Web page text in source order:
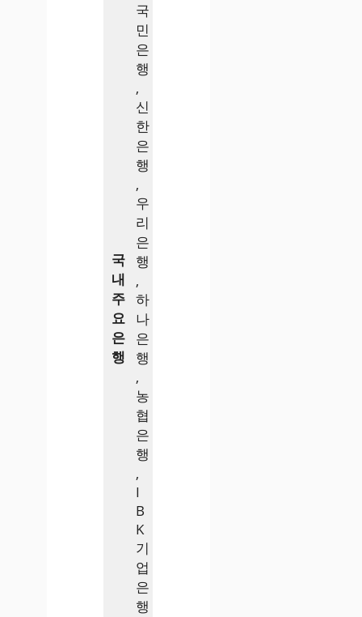
국
내
주
요
은
행
국
민
은
행
,
신
한
은
행
,
우
리
은
행
,
하
나
은
행
,
농
협
은
행
,
I
B
K
기
업
은
행